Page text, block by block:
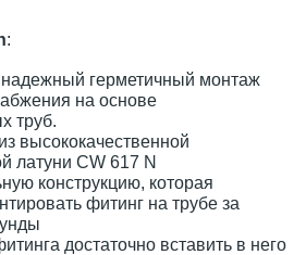
:
герметичный монтаж
на основе
труб.
высококачественной
латуни CW 617 N
конструкцию, которая
фитинг на трубе за
достаточно вставить в него